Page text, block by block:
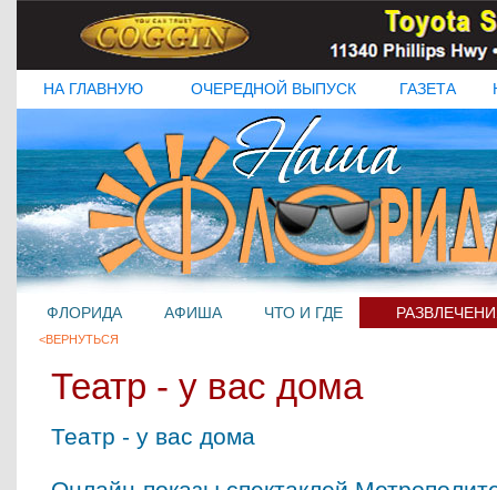
НА ГЛАВНУЮ ОЧЕРЕДНОЙ ВЫПУСК ГАЗЕТА
ФЛОРИДА АФИША ЧТО И ГДЕ
<ВЕРНУТЬСЯ
Театр - у вас дома
Театр - у вас дома